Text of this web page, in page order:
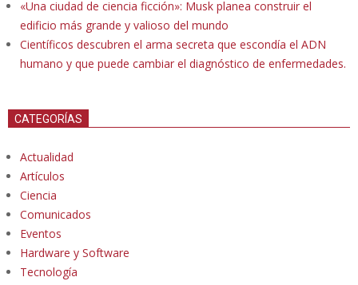
«Una ciudad de ciencia ficción»: Musk planea construir el
edificio más grande y valioso del mundo
Científicos descubren el arma secreta que escondía el ADN
humano y que puede cambiar el diagnóstico de enfermedades.
CATEGORÍAS
Actualidad
Artículos
Ciencia
Comunicados
Eventos
Hardware y Software
Tecnología